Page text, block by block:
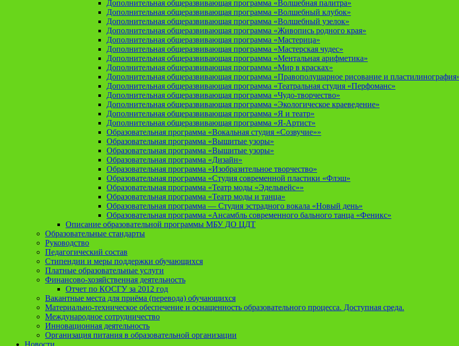
Дополнительная общеразвивающая программа «Волшебная палитра»
Дополнительная общеразвивающая программа «Волшебный клубок»
Дополнительная общеразвивающая программа «Волшебный узелок»
Дополнительная общеразвивающая программа «Живопись родного края»
Дополнительная общеразвивающая программа «Мастерица»
Дополнительная общеразвивающая программа «Мастерская чудес»
Дополнительная общеразвивающая программа «Ментальная арифметика»
Дополнительная общеразвивающая программа «Мир в красках»
Дополнительная общеразвивающая программа «Правополушарное рисование и
Дополнительная общеразвивающая программа «Театральная студия «Перфоманс»
Дополнительная общеразвивающая программа «Чудо-творчество»
Дополнительная общеразвивающая программа «Экологическое краеведение»
Дополнительная общеразвивающая программа «Я и театр»
Дополнительная общеразвивающая программа «Я-Артист»
Образовательная программа «Вокальная студия «Созвучие»»
Образовательная программа «Вышитые узоры»
Образовательная программа «Вышитые узоры»
Образовательная программа «Дизайн»
Образовательная программа «Изобразительное творчество»
Образовательная программа «Студия современной пластики «Флэш»
Образовательная программа «Театр моды «Эдельвейс»»
Образовательная программа «Театр моды и танца»
Образовательная программа — Студия эстрадного вокала «Новый день»
Образовательная программа «Ансамбль современного бального танца «Феникс»
Описание образовательной программы МБУ ДО ЦДТ
Образовательные стандарты
Руководство
Педагогический состав
Стипендии и меры поддержки обучающихся
Платные образовательные услуги
Финансово-хозяйственная деятельность
Отчет по КОСГУ за 2012 год
Вакантные места для приёма (перевода) обучающихся
Материально-техническое обеспечение и оснащенность образовательного процесса. Доступная среда.
Международное сотрудничество
Инновационная деятельность
Организация питания в образовательной организации
Новости